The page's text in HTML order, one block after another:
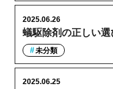
蟻駆除剤の正しい
2025.06.26
未分類
2025.06.25